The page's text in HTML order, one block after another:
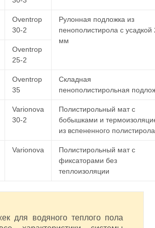
Oventrop
30-2
Рулонная подложка из
пенополистирола с усадкой
мм
Oventrop
25-2
Oventrop
35
Складная
пенополистирольная
Varionova
30-2
Полистирольный мат с
бобышками и
из вспененного полистирола
Varionova
Полистирольный мат с
фиксаторами без
теплоизоляции
для водяного теплого пола